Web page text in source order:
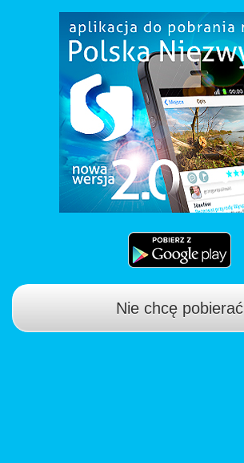
Nie chcę pobierać